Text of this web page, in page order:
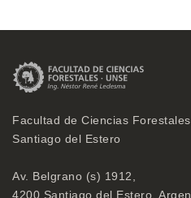
Facultad de Ciencias
Santiago del Estero
Av. Belgrano (s) 1912,
4200 Santiago del Estero,